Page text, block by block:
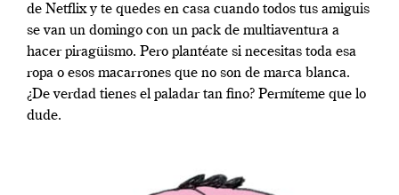
de Netflix y te quedes en casa cuando todos tus amiguis
se van un domingo con un pack de multiaventura a
hacer piragüismo. Pero plantéate si necesitas toda esa
ropa o esos macarrones que no son de marca blanca.
¿De verdad tienes el paladar tan fino? Permíteme que lo
dude.